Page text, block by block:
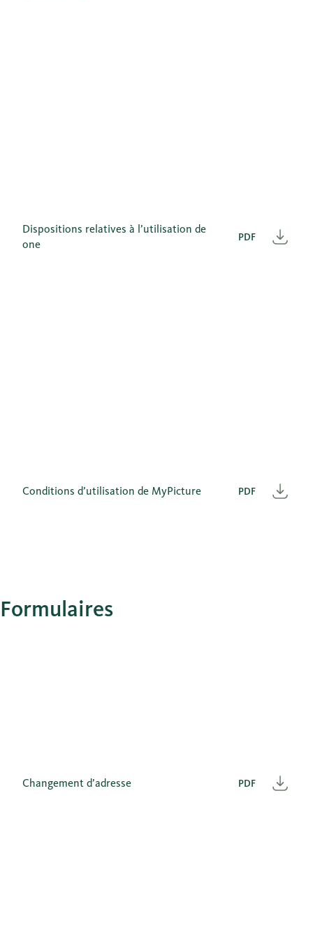
PDF
Dispositions relatives à l’utilisation de
one
PDF
Conditions d’utilisation de MyPicture
Formulaires
PDF
Changement d’adresse